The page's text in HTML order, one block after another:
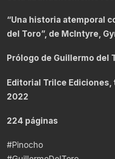
“Una historia atemporal
del Toro”, de Mclntyre,
Prólogo de Guillermo del
Editorial Trilce Ediciones,
2022
224 páginas
#Pinocho